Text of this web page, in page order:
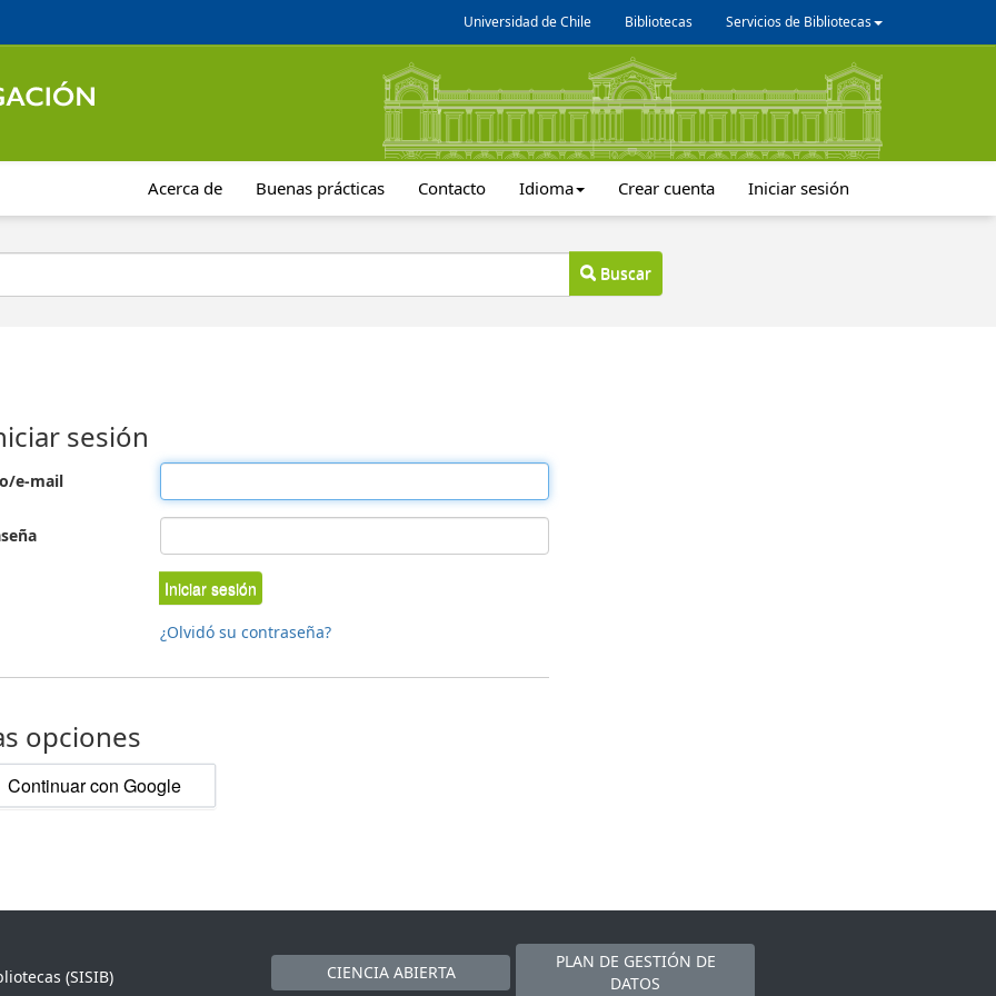
Universidad de Chile Bibliotecas Servicios de Bibliotecas
Acerca de Buenas prácticas Contacto Idioma Crear cuenta Iniciar sesión
Buscar
sesión
e-mail
Iniciar sesión
¿Olvidó su contraseña?
opciones
Continuar con Google
(SISIB)
CIENCIA ABIERTA
PLAN DE GESTIÓN DE
DATOS